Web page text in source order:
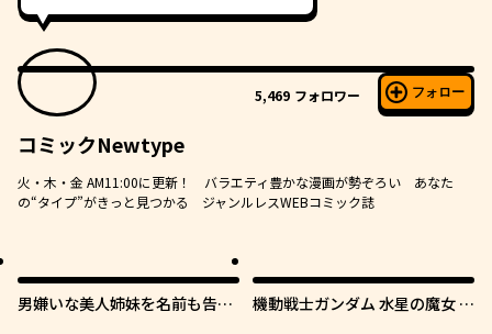
5,469 フォロワー フォロー
コミックNewtype
火・木・金 AM11:00に更新！ バラエティ豊かな漫画が勢ぞろい あなた
の“タイプ”がきっと見つかる ジャンルレスWEBコミック誌
男嫌いな美人姉妹を名前も告げ
機動戦士ガンダム 水星の魔女 青